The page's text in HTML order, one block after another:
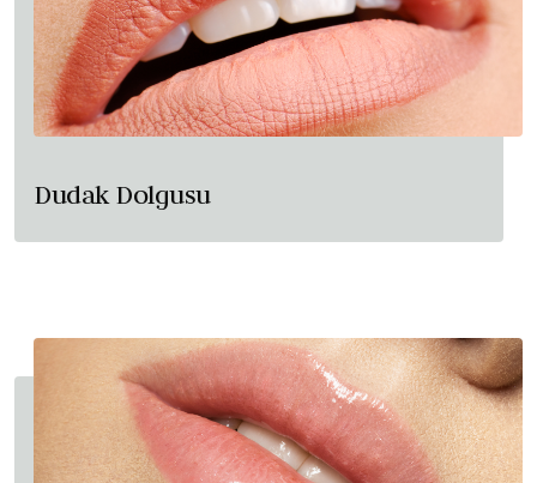
Dudak Dolgusu